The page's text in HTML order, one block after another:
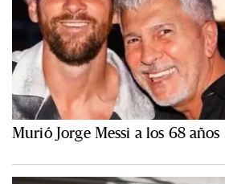
Murió Jorge Messi a los 68 años